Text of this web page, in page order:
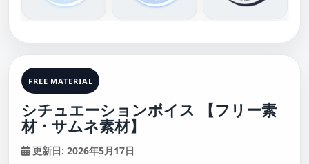
FREE MATERIAL
シチュエーションボイス 【フリー素
材・サムネ素材】
更新日: 2026年5月17日